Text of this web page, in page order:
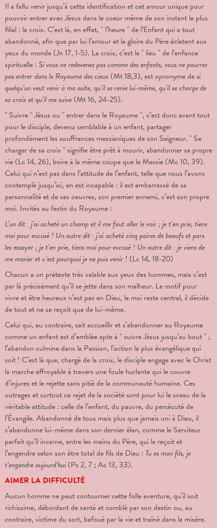
Il a fallu venir jusqu’à cette identification et cet amour unique pour
pouvoir entrer avec Jésus dans le coeur même de son instant le plus
filial : la croix. C’est là, en effet, " l’heure " de l’Enfant qui a tout
abandonné, afin que par lui l’amour et la gloire du Père éclatent aux
yeux du monde (Jn 17, 1-5). La croix, c’est le " lieu " de l’enfance
spirituelle : Si vous ne redevenez pas comme des enfants, vous ne pourrez
pas entrer dans le Royaume des cieux (Mt 18,3), est synonyme desi
quelqu’un veut venir à ma suite, qu’il se renie lui-même, qu’il se charge de
sa croix et qu’il me suive (Mt 16, 24-25).
" Suivre " Jésus ou " entrer dans le Royaume ", c’est donc avant tout
pour le disciple, devenu semblable à un enfant, partager
profondément les souffrances messianiques de son Seigneur. " Se
charger de sa croix " signifie être prêt à mourir, abandonner sa propre
vie (Lc 14, 26), boire à la même coupe que le Messie (Mc 10, 39).
Celui qui n’est pas dans l’attitude de l’enfant, telle que nous l’avons
contemplé jusqu’ici, en est incapable : il est embarrassé de sa
personnalité et de ses oeuvres, son premier ennemi, c’est son propre
moi. Invités au festin du Royaume :
L’un dit : j’ai acheté un champ et il me faut aller le voir ; je t’en prie, tiens
moi pour excusé ! Un autre dit : j’ai acheté cinq paires de boeufs et pars
les essayer ; je t’en prie, tiens moi pour excusé ! Un autre dit : je viens de
me marier et c’est pourquoi je ne puis venir ! (Lc 14, 18-20)
Chacun a un prétexte très valable aux yeux des hommes, mais c’est
par là précisément qu’il se jette dans son malheur. Le motif pour
vivre et être heureux n’est pas en Dieu, le moi reste central, il décide
de tout et ne se reçoit que de lui-même.
Celui qui, au contraire, sait accueillir et s’abandonner au Royaume
comme un enfant est d’emblée apte à " suivre Jésus jusqu’au bout " ;
l’abandon culmine dans la Passion, l’action la plus évangélique qui
soit ! C’est là que, chargé de la croix, le disciple engage avec le Christ
la marche effroyable à travers une foule hurlante qui le couvre
d’injures et le rejette sans pitié de la communauté humaine. Ces
outrages et surtout ce rejet de la société sont pour lui le sceau de la
véritable attitude : celle de l’enfant, du pauvre, du persécuté de
l’Évangile. Abandonné de tous mais plus que jamais uni à Dieu, il
s’abandonne lui-même dans son dernier élan, comme le Serviteur
parfait qu’il incarne, entre les mains du Père, qui le reçoit et
l’engendre selon son être total de fils de Dieu : Tu es mon fils, je
t’engendre aujourd’hui (Ps 2, 7 ; Ac 13, 33).
AIMER LA DIFFICULTÉ
Aucun homme ne peut contourner cette folle aventure, qu’il soit
richissime, débordant de santé et comblé par son destin ou, au
contraire, victime du sort, bafoué par la vie et traîné dans la misère.